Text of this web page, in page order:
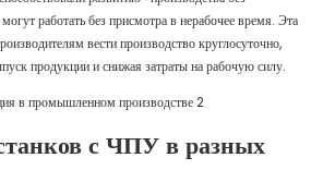
работать без присмотра в нерабочее время. Эта
вести производство круглосуточно,
продукции и снижая затраты на рабочую силу.
с ЧПУ в разных